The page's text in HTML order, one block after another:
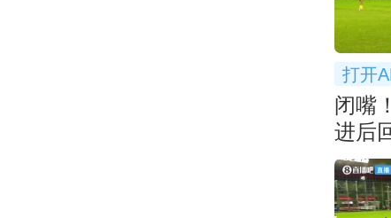
打开
闭嘴
进后
衅